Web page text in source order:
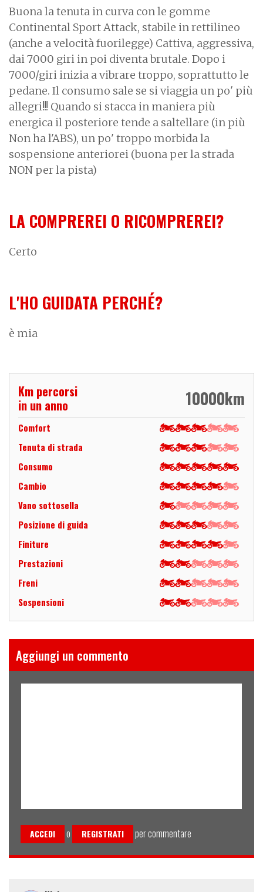
Buona la tenuta in curva con le gomme
Continental Sport Attack, stabile in rettilineo
(anche a velocità fuorilegge) Cattiva, aggressiva,
dai 7000 giri in poi diventa brutale. Dopo i
7000/giri inizia a vibrare troppo, soprattutto le
pedane. Il consumo sale se si viaggia un po' più
allegri!!! Quando si stacca in maniera più
energica il posteriore tende a saltellare (in più
Non ha l'ABS), un po' troppo morbida la
sospensione anteriorei (buona per la strada
NON per la pista)
LA COMPREREI O RICOMPREREI?
Certo
L'HO GUIDATA PERCHÉ?
è mia
Km percorsi
in un anno
10000km
Comfort
Tenuta di strada
Consumo
Cambio
Vano sottosella
Posizione di guida
Finiture
Prestazioni
Freni
Sospensioni
Aggiungi un commento
ACCEDI o REGISTRATI per commentare